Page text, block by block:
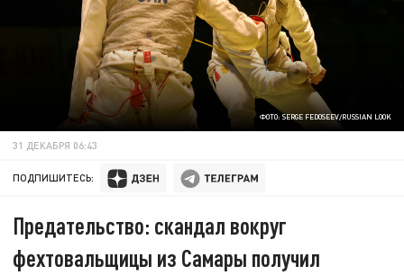
ФОТО: SERGE FEDOSEEV/RUSSIAN LOOK
31 ДЕКАБРЯ 06:43
ПОДПИШИТЕСЬ:
Предательство: скандал вокруг
фехтовальщицы из Самары получил